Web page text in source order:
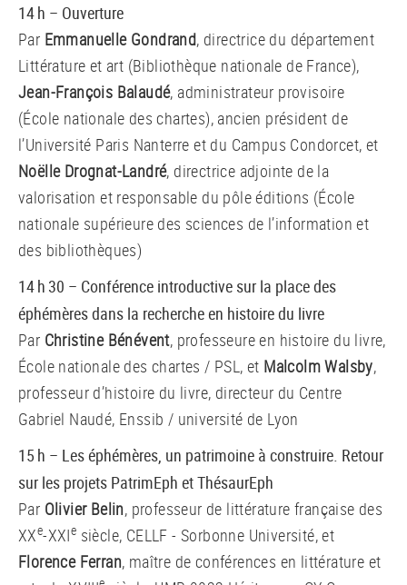
14 h – Ouverture
Par Emmanuelle Gondrand, directrice du département
Littérature et art (Bibliothèque nationale de France),
Jean-François Balaudé, administrateur provisoire
(École nationale des chartes), ancien président de
l’Université Paris Nanterre et du Campus Condorcet, et
Noëlle Drognat-Landré, directrice adjointe de la
valorisation et responsable du pôle éditions (École
nationale supérieure des sciences de l’information et
des bibliothèques)
14 h 30 – Conférence introductive sur la place des
éphémères dans la recherche en histoire du livre
Par Christine Bénévent, professeure en histoire du livre,
École nationale des chartes / PSL, et Malcolm Walsby,
professeur d’histoire du livre​, directeur du Centre
Gabriel Naudé, Enssib / université de Lyon
15 h – Les éphémères, un patrimoine à construire. Retour
sur les projets PatrimEph et ThésaurEph
Par Olivier Belin, professeur de littérature française des
XXe-XXIe siècle, CELLF - Sorbonne Université, et
Florence Ferran, maître de conférences en littérature et